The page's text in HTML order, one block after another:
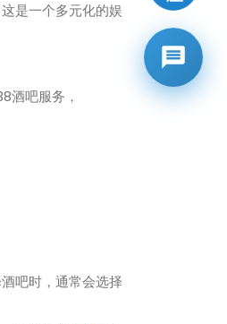
是一个多元化的娱
酒吧服务，
吧时，通常会选择